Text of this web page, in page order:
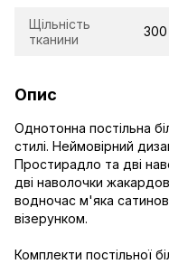
Щільність
тканини
Опис
Однотонна постільна
стилі. Неймовірний
Простирадло та дві
дві наволочки
водночас м'яка
візерунком.
Комплекти постільної